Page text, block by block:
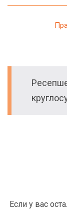
Если у вас